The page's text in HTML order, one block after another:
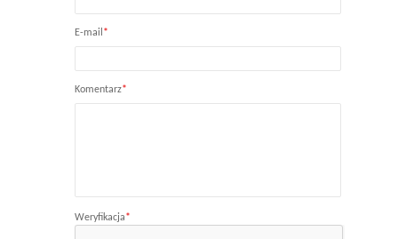
E-mail *
Komentarz*
Weryfikacja*